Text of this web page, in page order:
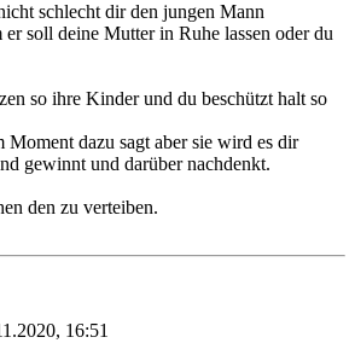
schlecht dir den jungen Mann
soll deine Mutter in Ruhe lassen oder du
so ihre Kinder und du beschützt halt so
Moment dazu sagt aber sie wird es dir
gewinnt und darüber nachdenkt.
den zu verteiben.
16:51